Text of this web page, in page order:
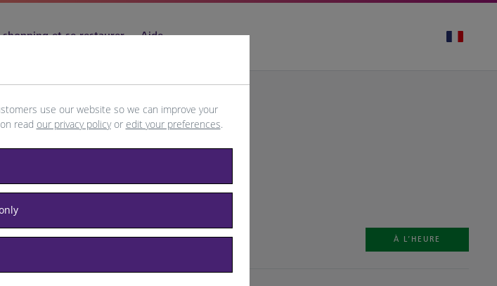
shopping et se restaurer Aide
À L’HEURE
use our website so we can improve your
read our privacy policyor edit your preferences.